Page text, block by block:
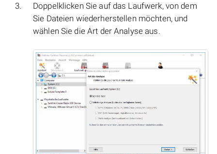
Doppelklicken Sie auf das Laufwerk, von dem
Sie Dateien wiederherstellen möchten, und
wählen Sie die Art der Analyse aus.